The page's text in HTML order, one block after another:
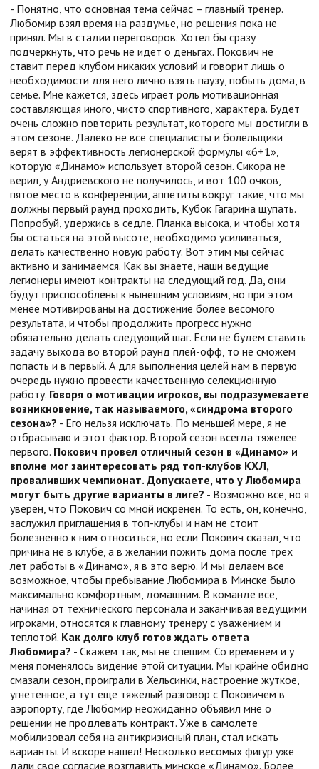
- Понятно, что основная тема сейчас – главный тренер.
Любомир взял время на раздумье, но решения пока не
принял. Мы в стадии переговоров. Хотел бы сразу
подчеркнуть, что речь не идет о деньгах. Покович не
ставит перед клубом никаких условий и говорит лишь о
необходимости для него лично взять паузу, побыть дома, в
семье. Мне кажется, здесь играет роль мотивационная
составляющая иного, чисто спортивного, характера. Будет
очень сложно повторить результат, которого мы достигли в
этом сезоне. Далеко не все специалисты и болельщики
верят в эффективность легионерской формулы «6+1»,
которую «Динамо» использует второй сезон. Сикора не
верил, у Андриевского не получилось, и вот 100 очков,
пятое место в конференции, аппетиты вокруг такие, что мы
должны первый раунд проходить, Кубок Гагарина щупать.
Попробуй, удержись в седле. Планка высока, и чтобы хотя
бы остаться на этой высоте, необходимо усиливаться,
делать качественно новую работу. Вот этим мы сейчас
активно и занимаемся. Как вы знаете, наши ведущие
легионеры имеют контракты на следующий год. Да, они
будут приспособлены к нынешним условиям, но при этом
менее мотивированы на достижение более весомого
результата, и чтобы продолжить прогресс нужно
обязательно делать следующий шаг. Если не будем ставить
задачу выхода во второй раунд плей-офф, то не сможем
попасть и в первый. А для выполнения целей нам в первую
очередь нужно провести качественную селекционную
работу. Говоря о мотивации игроков, вы подразумеваете
возникновение, так называемого, «синдрома второго
сезона»? - Его нельзя исключать. По меньшей мере, я не
отбрасываю и этот фактор. Второй сезон всегда тяжелее
первого. Покович провел отличный сезон в «Динамо» и
вполне мог заинтересовать ряд топ-клубов КХЛ,
проваливших чемпионат. Допускаете, что у Любомира
могут быть другие варианты в лиге? - Возможно все, но я
уверен, что Покович со мной искренен. То есть, он, конечно,
заслужил приглашения в топ-клубы и нам не стоит
болезненно к ним относиться, но если Покович сказал, что
причина не в клубе, а в желании пожить дома после трех
лет работы в «Динамо», я в это верю. И мы делаем все
возможное, чтобы пребывание Любомира в Минске было
максимально комфортным, домашним. В команде все,
начиная от технического персонала и заканчивая ведущими
игроками, относятся к главному тренеру с уважением и
теплотой. Как долго клуб готов ждать ответа
Любомира? - Скажем так, мы не спешим. Со временем и у
меня поменялось видение этой ситуации. Мы крайне обидно
смазали сезон, проиграли в Хельсинки, настроение жуткое,
угнетенное, а тут еще тяжелый разговор с Поковичем в
аэропорту, где Любомир неожиданно объявил мне о
решении не продлевать контракт. Уже в самолете
мобилизовал себя на антикризисный план, стал искать
варианты. И вскоре нашел! Несколько весомых фигур уже
дали свое согласие возглавить минское «Динамо». Более